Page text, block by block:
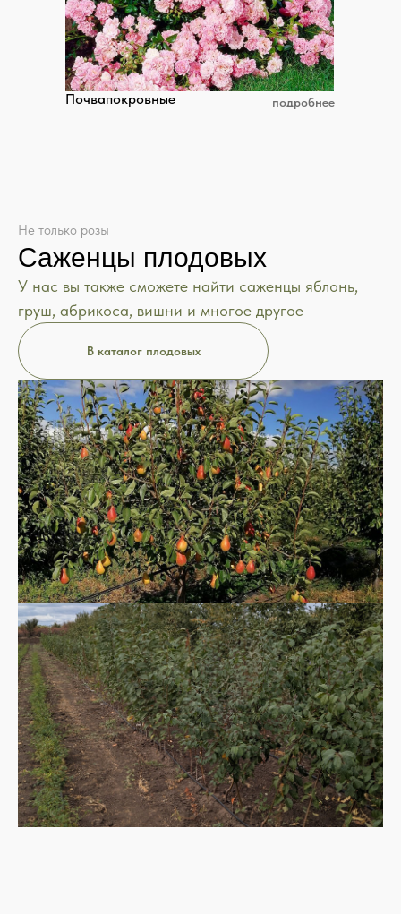
подробнее
Почвапокровные
Не только розы
Саженцы плодовых
У нас вы также сможете найти саженцы яблонь,
груш, абрикоса, вишни и многое другое
В каталог плодовых